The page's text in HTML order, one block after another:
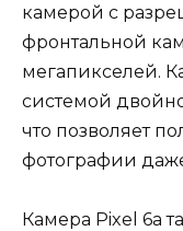
камерой с
фронтальной
мегапикселей.
системой
что позволяет
фотографии
Камера Pixel 6a